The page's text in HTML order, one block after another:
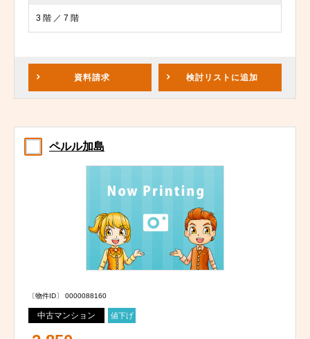
3 階 ／ 7 階
資料請求 検討リスト に追加
ペルル加島
〔物件ID〕 0000088160
中古マンション 値下げ